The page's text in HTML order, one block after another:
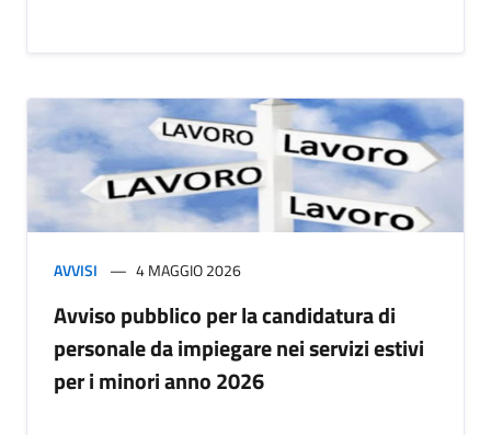
AVVISI 4 MAGGIO 2026
Avviso pubblico per la candidatura di
personale da impiegare nei servizi estivi
per i minori anno 2026